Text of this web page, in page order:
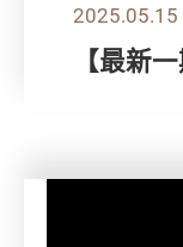
2025.05.15
【最新